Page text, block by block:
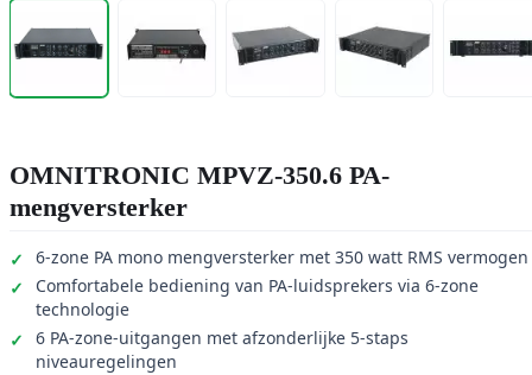
OMNITRONIC MPVZ-350.6 PA-
mengversterker
6-zone PA mono mengversterker met 350 watt RMS vermogen
Comfortabele bediening van PA-luidsprekers via 6-zone
technologie
6 PA-zone-uitgangen met afzonderlijke 5-staps
niveauregelingen